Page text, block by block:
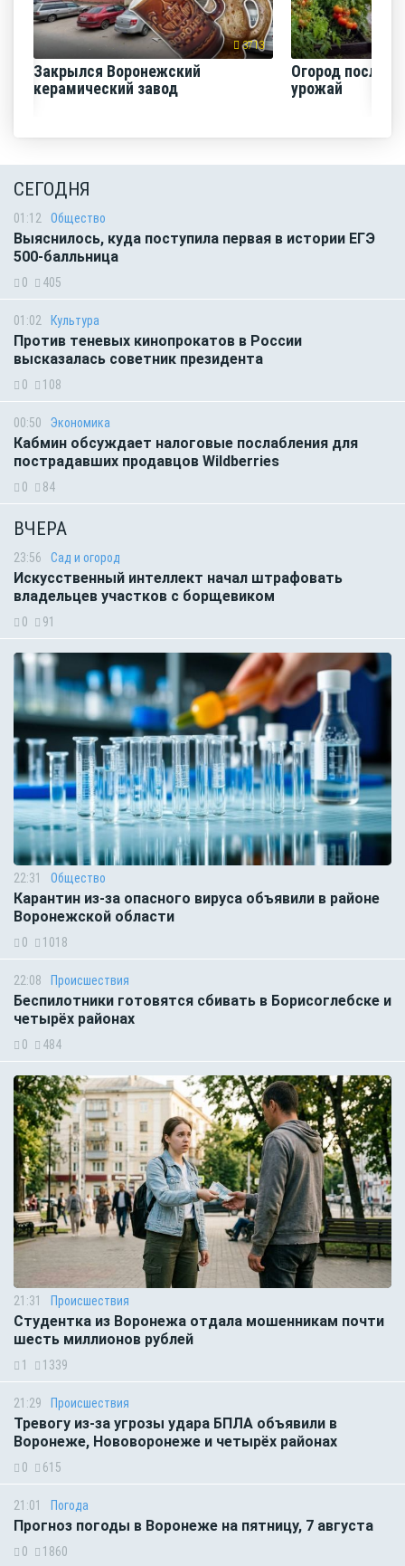
3713
Закрылся Воронежский
керамический завод
Огород после
урожай
СЕГОДНЯ
01:12 Общество
Выяснилось, куда поступила первая в истории ЕГЭ
500-балльница
0 405
01:02 Культура
Против теневых кинопрокатов в России
высказалась советник президента
0 108
00:50 Экономика
Кабмин обсуждает налоговые послабления для
пострадавших продавцов Wildberries
0 84
ВЧЕРА
23:56 Сад и огород
Искусственный интеллект начал штрафовать
владельцев участков с борщевиком
0 91
22:31 Общество
Карантин из-за опасного вируса объявили в районе
Воронежской области
0 1018
22:08 Происшествия
Беспилотники готовятся сбивать в Борисоглебске и
четырёх районах
0 484
21:31 Происшествия
Студентка из Воронежа отдала мошенникам почти
шесть миллионов рублей
1 1339
21:29 Происшествия
Тревогу из-за угрозы удара БПЛА объявили в
Воронеже, Нововоронеже и четырёх районах
0 615
21:01 Погода
Прогноз погоды в Воронеже на пятницу, 7 августа
0 1860